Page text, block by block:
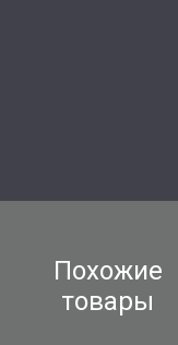
Похожие
товары